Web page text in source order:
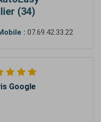
(34)
: 07.69.42.33.22
Google